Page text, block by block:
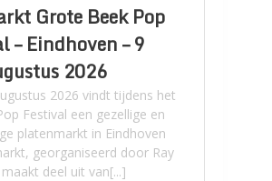
Grote Beek Pop
– Eindhoven – 9
2026
2026 vindt tijdens het
Festival een gezellige en
platenmarkt in Eindhoven
georganiseerd door Ray
maakt deel uit van[...]